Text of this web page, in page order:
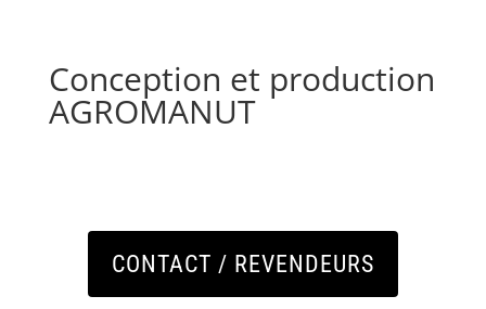
Conception et production
AGROMANUT
CONTACT / REVENDEURS